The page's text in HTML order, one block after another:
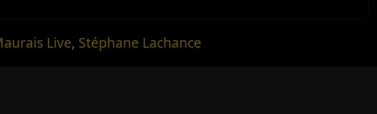
Live, Stéphane Lachance